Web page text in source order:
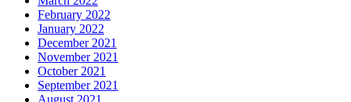
February 2022
January 2022
December 2021
November 2021
October 2021
September 2021